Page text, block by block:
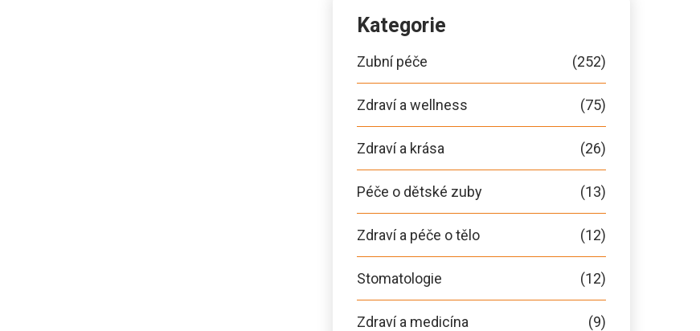
Kategorie
Zubní péče (252)
Zdraví a wellness (75)
Zdraví a krása (26)
Péče o dětské zuby (13)
Zdraví a péče o tělo (12)
Stomatologie (12)
Zdraví a medicína (9)